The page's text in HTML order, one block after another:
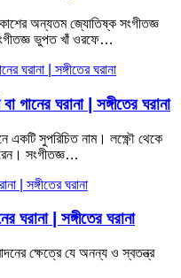
অন্যতম জ্যোতিষ্ক সংগীতজ্ঞ
সংগীতজ্ঞ ভুপত খাঁ ওরফে…
গানের ঘরানা | সঙ্গীতের ঘরানা
একটি সুপরিচিত নাম। লক্ষ্ণৌ থেকে
সংগীতজ্ঞ…
ঘরানা | সঙ্গীতের ঘরানা
ক্ষেত্রে যে অনন্য ও স্বতন্ত্র